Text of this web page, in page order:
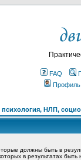
FAQ
Профиль
НЛП,
должны быть в
в результатах